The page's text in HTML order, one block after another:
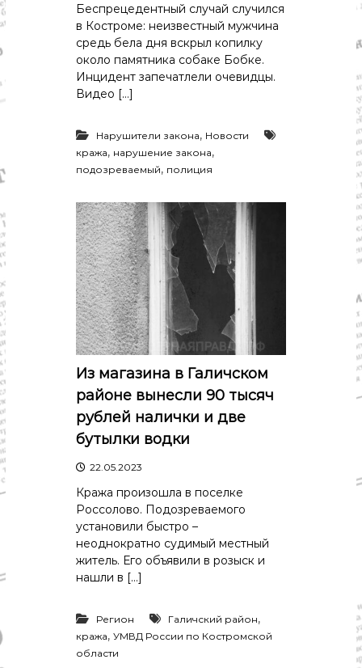
Беспрецедентный случай случился
в Костроме: неизвестный мужчина
средь бела дня вскрыл копилку
около памятника собаке Бобке.
Инцидент запечатлели очевидцы.
Видео […]
Нарушители закона, Новости
кража, нарушение закона,
подозреваемый, полиция
Из магазина в Галичском
районе вынесли 90 тысяч
рублей налички и две
бутылки водки
22.05.2023
Кража произошла в поселке
Россолово. Подозреваемого
установили быстро –
неоднократно судимый местный
житель. Его объявили в розыск и
нашли в […]
Регион Галичский район,
кража,УМВД России по Костромской
области